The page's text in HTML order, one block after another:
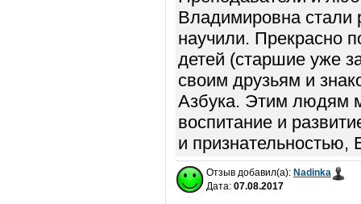
Владимировна
научили. Прекрасно
детей (старшие уже
своим друзьям и
Азбука. Этим людям
воспитание и
и
Отзыв добавил(а): Nadinka
Дата: 07.08.2017